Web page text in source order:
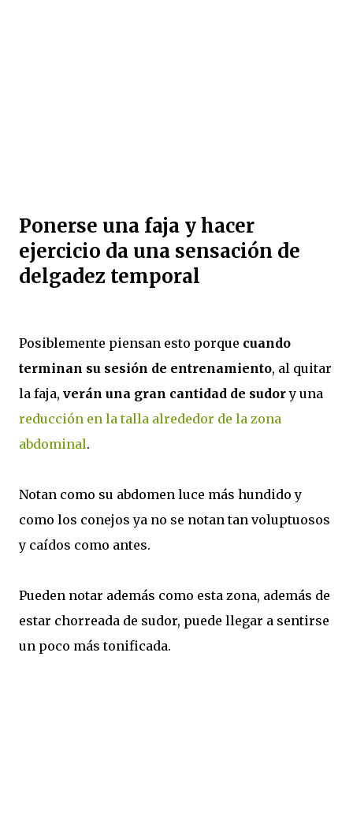
Ponerse una faja y hacer
ejercicio da una sensación de
delgadez temporal
Posiblemente piensan esto porque cuando
terminan su sesión de entrenamiento, al quitar
la faja, verán una gran cantidad de sudory una
reducción en la talla alrededor de la zona
abdominal.
Notan como su abdomen luce más hundido y
como los conejos ya no se notan tan voluptuosos
y caídos como antes.
Pueden notar además como esta zona, además de
estar chorreada de sudor, puede llegar a sentirse
un poco más tonificada.